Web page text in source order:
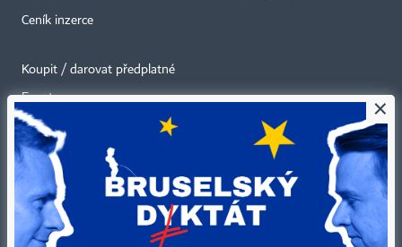
Ceník inzerce
Koupit / darovat předplatné
Eventy
Newslettery
RSS kanály
Autorská práva vykonává vydavatel. Bez písemného svolení vydavatele je
zakázáno jakékoli užití částí nebo celku díla, zejména rozmnožování a šíření
×